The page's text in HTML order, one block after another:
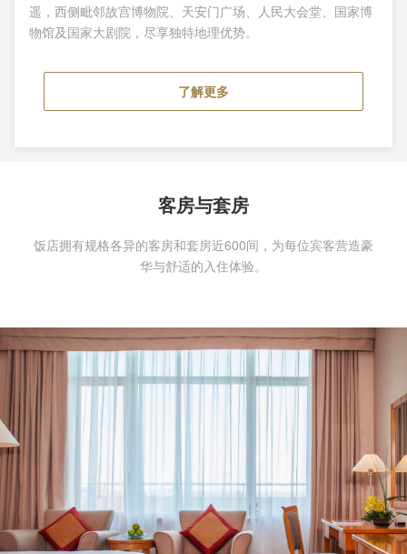
遥，西侧毗邻故宫博物院、天安门广场、人民大会堂、国家博
物馆及国家大剧院，尽享独特地理优势。
了解更多
客房与套房
饭店拥有规格各异的客房和套房近600间，为每位宾客营造豪
华与舒适的入住体验。